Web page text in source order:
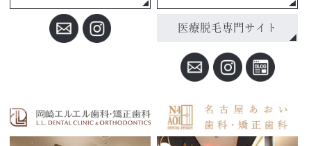
医療脱毛専門サイト